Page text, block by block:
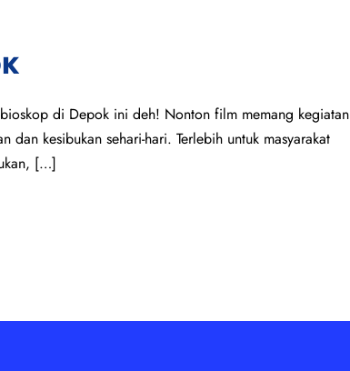
di Depok ini deh! Nonton film memang kegiatan
dan kesibukan sehari-hari. Terlebih untuk masyarakat
[…]